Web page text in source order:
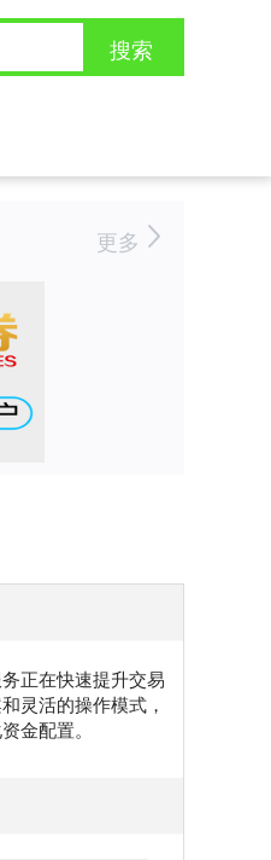
搜索
更多
正在快速提升交易
灵活的操作模式，
金配置。